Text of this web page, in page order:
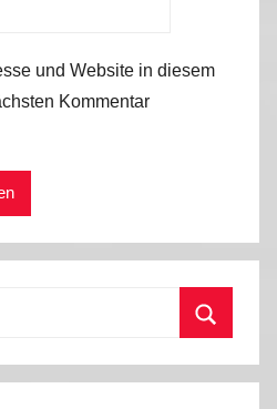
und Website in diesem
Kommentar